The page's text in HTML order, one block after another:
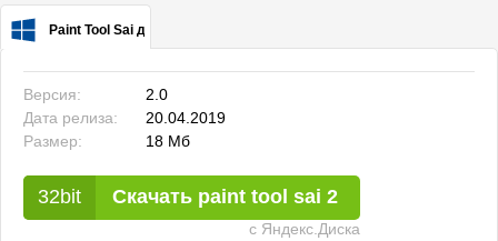
Paint Tool Sai для Windows
Версия:
2.0
Дата релиза:
20.04.2019
Размер:
18 Мб
Скачать paint tool sai 2
с Яндекс.Диска